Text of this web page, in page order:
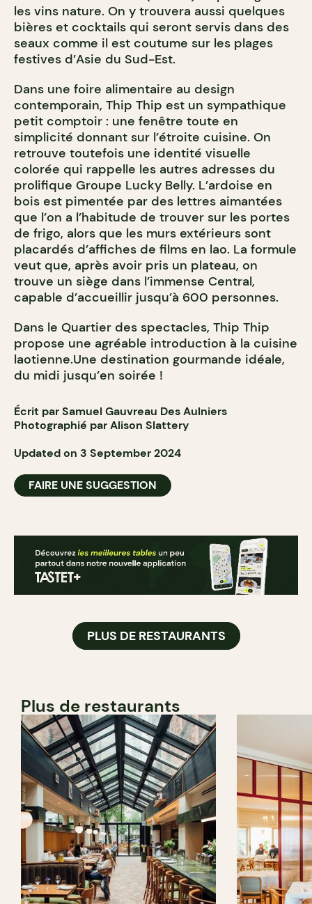
les vins nature. On y trouvera aussi quelques
bières et cocktails qui seront servis dans des
seaux comme il est coutume sur les plages
festives d’Asie du Sud-Est.
Dans une foire alimentaire au design
contemporain, Thip Thip est un sympathique
petit comptoir : une fenêtre toute en
simplicité donnant sur l’étroite cuisine. On
retrouve toutefois une identité visuelle
colorée qui rappelle les autres adresses du
prolifique Groupe Lucky Belly. L’ardoise en
bois est pimentée par des lettres aimantées
que l’on a l’habitude de trouver sur les portes
de frigo, alors que les murs extérieurs sont
placardés d’affiches de films en lao. La formule
veut que, après avoir pris un plateau, on
trouve un siège dans l’immense Central,
capable d’accueillir jusqu’à 600 personnes.
Dans le Quartier des spectacles, Thip Thip
propose une agréable introduction à la cuisine
laotienne.Une destination gourmande idéale,
du midi jusqu’en soirée !
Écrit par Samuel Gauvreau Des Aulniers
Photographié par Alison Slattery
Updated on 3 September 2024
FAIRE UNE SUGGESTION
PLUS DE RESTAURANTS
Plus de restaurants